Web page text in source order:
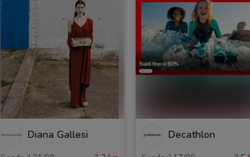
Diana Gallesi Decathlon